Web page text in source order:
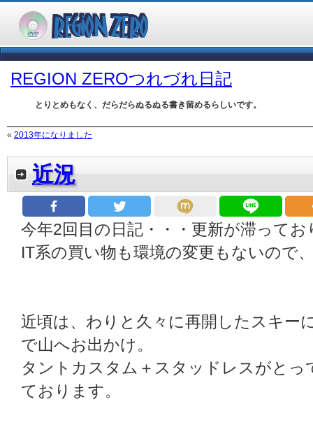
REGION ZEROつれづれ日記
とりとめもなく、だらだらぬるぬる書き留めるらしいです。
« 2013年になりました
近況
今年2回目の日記・・・更新が滞ってお
IT系の買い物も環境の変更もないので
近頃は、わりと久々に再開したスキー
で山へお出かけ。
タントカスタム＋スタッドレスがと
ております。